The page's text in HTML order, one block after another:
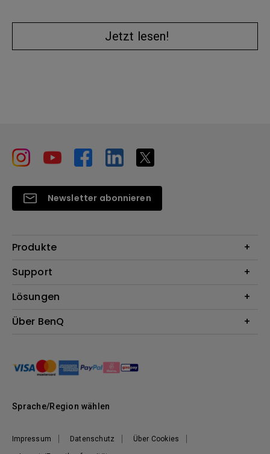
Jetzt lesen!
Newsletter abonnieren
Produkte
Beamer
Lampen
Webcams
Support
Kontakt
Reparaturservice
BenQ Blog
Lösungen
Für Unternehmen
Über BenQ
Nachhaltigkeit
News
Impressum Datenschutz Über Cookies
Sprache/Region wählen